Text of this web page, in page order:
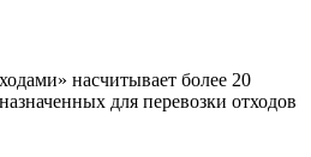
насчитывает более 20
для перевозки отходов